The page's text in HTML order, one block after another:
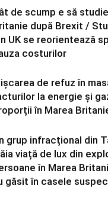
de scump e să
după Brexit /
UK se reorientează
costurilor
de refuz în
la energie și
în Marea
grup infracțional din
viață de lux din
în Marea
găsit în casele